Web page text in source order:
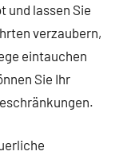
und lassen Sie
verzaubern,
eintauchen
Sie Ihr